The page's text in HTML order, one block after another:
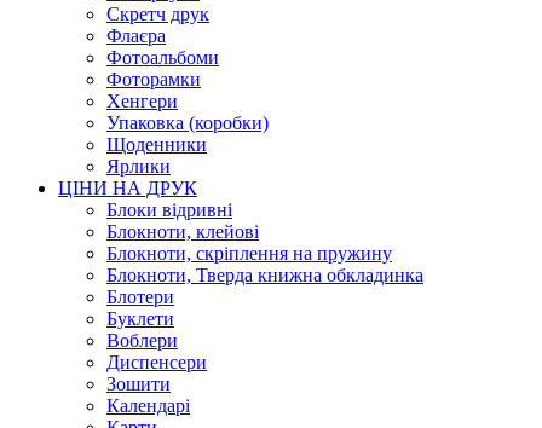
Скретч друк
Флаєра
Фотоальбоми
Фоторамки
Хенгери
Упаковка (коробки)
Щоденники
Ярлики
ЦІНИ НА ДРУК
Блоки відривні
Блокноти, клейові
Блокноти, скріплення на пружину
Блокноти, Тверда книжна обкладинка
Блотери
Буклети
Воблери
Диспенсери
Зошити
Календарі